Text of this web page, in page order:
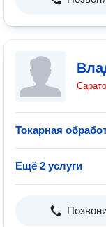
Токарная
Ещё 2 услуги